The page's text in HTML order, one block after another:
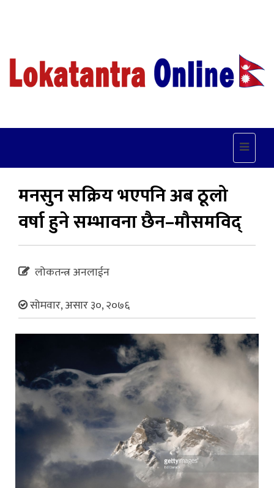
Toggle
मनसुन सक्रिय भएपनि अब ठूलो
वर्षा हुने सम्भावना छैन–मौसमविद्
लोकतन्त्र अनलाईन
सोमवार, असार ३०, २०७६